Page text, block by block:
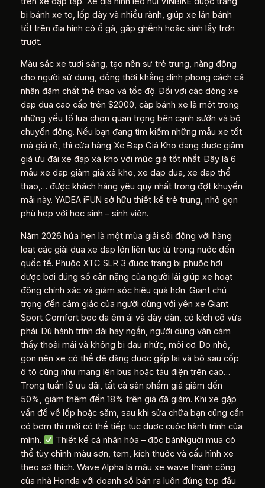
bị bánh xe to, lốp dày và nhiều rãnh, giúp xe lăn bánh
tốt trên địa hình có ổ gà, gập ghềnh hoặc sình lầy trơn
trượt.
Màu sắc xe tươi sáng, tạo nên sự trẻ trung, năng động
cho người sử dụng, đồng thời khẳng định phong cách cá
nhân đậm chất thể thao và tốc độ. Đối với các dòng xe
đạp đua cao cấp trên $2000, cặp bánh xe là một trong
những yếu tố lựa chọn quan trọng bên cạnh sườn và bộ
chuyển động. Nếu bạn đang tìm kiếm những mẫu xe tốt
mà giá rẻ, thì cửa hàng Xe Đạp Giá Kho đang được giảm
giá ưu đãi xe đạp xả kho với mức giá tốt nhất. Đây là 6
mẫu xe đạp giảm giá xả kho, xe đạp đua, xe đạp thể
thao,… được khách hàng yêu quý nhất trong đợt khuyến
mãi này. YADEA iFUN sở hữu thiết kế trẻ trung, nhỏ gọn
phù hợp với học sinh – sinh viên.
Năm 2026 hứa hẹn là một mùa giải sôi động với hàng
loạt các giải đua xe đạp lớn liên tục từ trong nước đến
quốc tế. Phuộc XTC SLR 3 được trang bị phuộc hơi
được bơi đúng số cân nặng của người lái giúp xe hoạt
động chính xác và giảm sóc hiệu quả hơn. Giant chú
trọng đến cảm giác của người dùng với yên xe Giant
Sport Comfort bọc da êm ái và dày dặn, có kích cỡ vừa
phải. Dù hành trình dài hay ngắn, người dùng vẫn cảm
thấy thoải mái và không bị đau nhức, mỏi cơ. Do nhỏ,
gọn nên xe có thể dễ dàng được gấp lại và bỏ sau cốp
ô tô cũng như mang lên bus hoặc tàu điện trên cao…
Trong tuần lễ ưu đãi, tất cả sản phẩm giá giảm đến
50%, giảm thêm đến 18% trên giá đã giảm. Khi xe gặp
vấn đề về lốp hoặc săm, sau khi sửa chữa bạn cũng cần
có bơm thì mới có thể tiếp tục được cuộc hành trình của
mình.
Thiết kế cá nhân hóa – độc bảnNgười mua có
thể tùy chỉnh màu sơn, tem, kích thước và cấu hình xe
theo sở thích. Wave Alpha là mẫu xe wave thành công
của nhà Honda với doanh số bán ra luôn đứng top đầu